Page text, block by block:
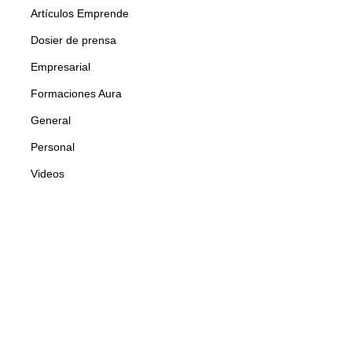
Artículos Emprende
Dosier de prensa
Empresarial
Formaciones Aura
General
Personal
Videos